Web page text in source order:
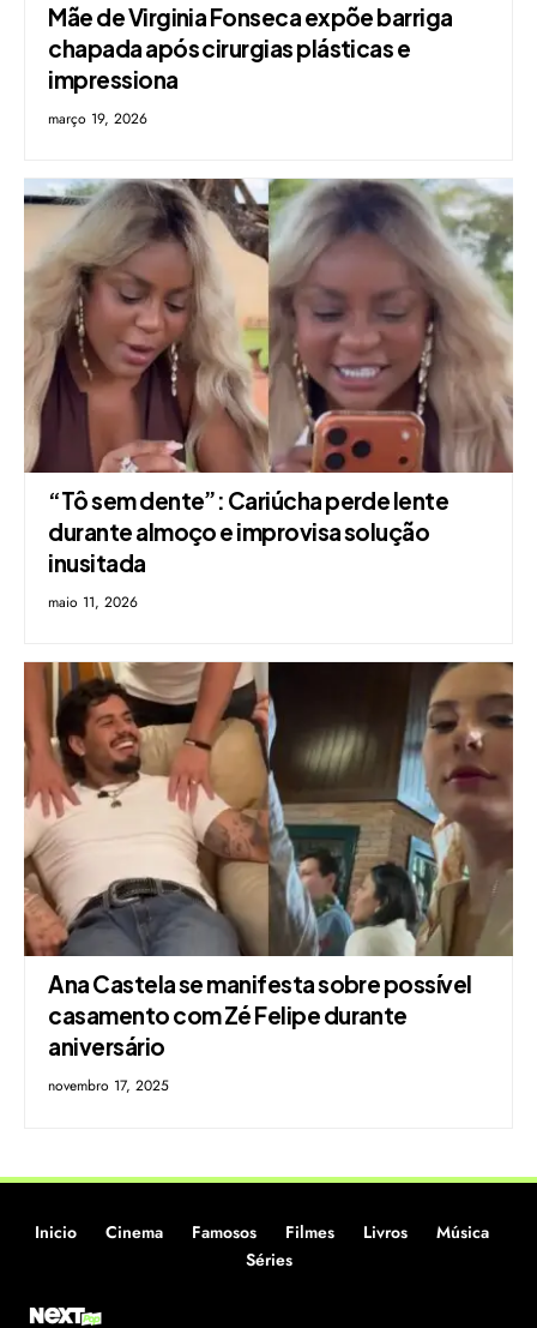
Mãe de Virginia Fonseca expõe barriga
chapada após cirurgias plásticas e
impressiona
março 19, 2026
“Tô sem dente”: Cariúcha perde lente
durante almoço e improvisa solução
inusitada
maio 11, 2026
Ana Castela se manifesta sobre possível
casamento com Zé Felipe durante
aniversário
novembro 17, 2025
Inicio Cinema Famosos Filmes Livros
Música
Séries